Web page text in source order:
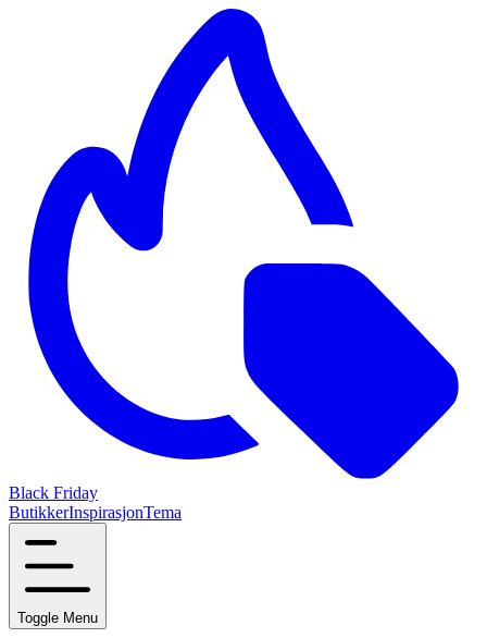
Black Friday
ButikkerInspirasjonTema
Toggle Menu